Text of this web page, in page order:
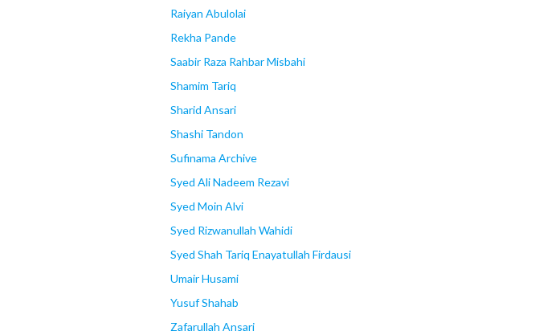
Raiyan Abulolai
Rekha Pande
Saabir Raza Rahbar Misbahi
Shamim Tariq
Sharid Ansari
Shashi Tandon
Sufinama Archive
Syed Ali Nadeem Rezavi
Syed Moin Alvi
Syed Rizwanullah Wahidi
Syed Shah Tariq Enayatullah Firdausi
Umair Husami
Yusuf Shahab
Zafarullah Ansari